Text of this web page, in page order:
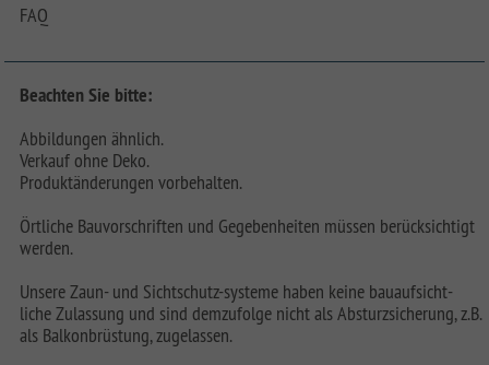
FAQ
Beachten Sie bitte:
Abbildungen ähnlich.
Verkauf ohne Deko.
Produktänderungen vorbehalten.
Örtliche Bauvorschriften und Gegebenheiten müssen berücksichtigt
werden.
Unsere Zaun- und Sichtschutz-systeme haben keine bauaufsicht-
liche Zulassung und sind demzufolge nicht als Absturzsicherung, z.B.
als Balkonbrüstung, zugelassen.